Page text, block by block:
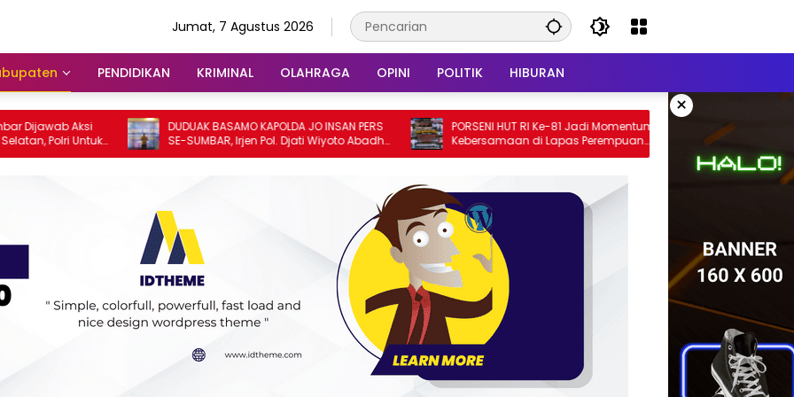
Jumat, 7 Agustus 2026
PENDIDIKAN KRIMINAL OLAHRAGA OPINI POLITIK HIBURAN
×
DUDUAK BASAMO KAPOLDA JO INSAN PERS
SE-SUMBAR, Irjen Pol. Djati Wiyoto Abadhy
Tegaskan Tak Ada Ruang bagi
PORSENI HUT RI Ke-81 Jadi Momentum
Kebersamaan di Lapas Perempuan
Padang
AKBP Agung Tribawanto
Jajaran Persempit Ruang
Narkoba di Pasaman Barat